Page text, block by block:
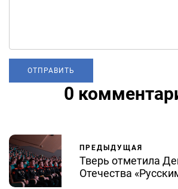
0
ПРЕДЫДУЩАЯ
Тверь отметила
Отечества